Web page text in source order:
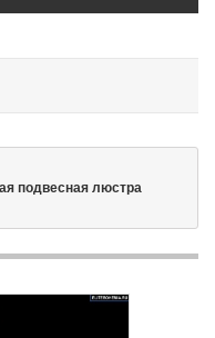
подвесная люстра